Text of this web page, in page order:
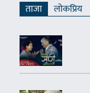
ताजा लाेकप्रिय